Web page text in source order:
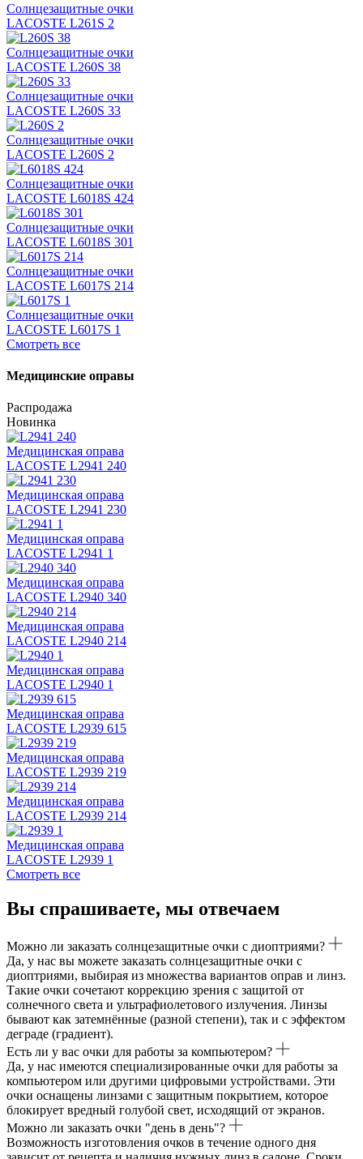
Солнцезащитные очки
LACOSTE L261S 2
Солнцезащитные очки
LACOSTE L260S 38
Солнцезащитные очки
LACOSTE L260S 33
Солнцезащитные очки
LACOSTE L260S 2
Солнцезащитные очки
LACOSTE L6018S 424
Солнцезащитные очки
LACOSTE L6018S 301
Солнцезащитные очки
LACOSTE L6017S 214
Солнцезащитные очки
LACOSTE L6017S 1
Смотреть все
Медицинские оправы
Распродажа
Новинка
Медицинская оправа
LACOSTE L2941 240
Медицинская оправа
LACOSTE L2941 230
Медицинская оправа
LACOSTE L2941 1
Медицинская оправа
LACOSTE L2940 340
Медицинская оправа
LACOSTE L2940 214
Медицинская оправа
LACOSTE L2940 1
Медицинская оправа
LACOSTE L2939 615
Медицинская оправа
LACOSTE L2939 219
Медицинская оправа
LACOSTE L2939 214
Медицинская оправа
LACOSTE L2939 1
Смотреть все
Вы спрашиваете, мы отвечаем
Можно ли заказать солнцезащитные очки с диоптриями?
Да, у нас вы можете заказать солнцезащитные очки с
диоптриями, выбирая из множества вариантов оправ и линз.
Такие очки сочетают коррекцию зрения с защитой от
солнечного света и ультрафиолетового излучения. Линзы
бывают как затемнённые (разной степени), так и с эффектом
деграде (градиент).
Есть ли у вас очки для работы за компьютером?
Да, у нас имеются специализированные очки для работы за
компьютером или другими цифровыми устройствами. Эти
очки оснащены линзами с защитным покрытием, которое
блокирует вредный голубой свет, исходящий от экранов.
Можно ли заказать очки "день в день"?
Возможность изготовления очков в течение одного дня